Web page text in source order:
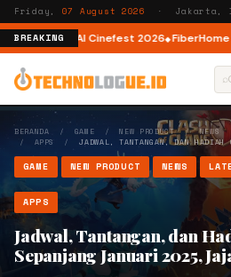
Friday, 07 August 2026 · Jakarta,
BREAKING
AI lewat AI Cinefest 2026 FiberHome
⌕
BERANDA / GAME /NEW PRODUCT/NEWS
/ APPS /JADWAL, TANTANGAN, DAN HADIAH
GAME NEW PRODUCT NEWS
APPS
Jadwal, Tantangan, dan
Sepanjang Januari 2025,